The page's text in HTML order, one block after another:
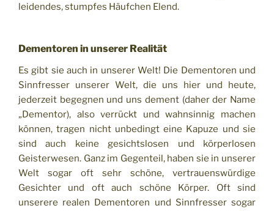
leidendes, stumpfes Häufchen Elend.
Dementoren in unserer Realität
Es gibt sie auch in unserer Welt! Die Dementoren und
Sinnfresser unserer Welt, die uns hier und heute,
jederzeit begegnen und uns dement (daher der Name
„Dementor), also verrückt und wahnsinnig machen
können, tragen nicht unbedingt eine Kapuze und sie
sind auch keine gesichtslosen und körperlosen
Geisterwesen. Ganz im Gegenteil, haben sie in unserer
Welt sogar oft sehr schöne, vertrauenswürdige
Gesichter und oft auch schöne Körper. Oft sind
unserere realen Dementoren und Sinnfresser sogar